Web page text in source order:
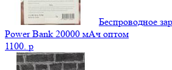
Беспроводное
Power Bank 20000 мАч оптом
1100. p